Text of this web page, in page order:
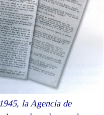
la Agencia de